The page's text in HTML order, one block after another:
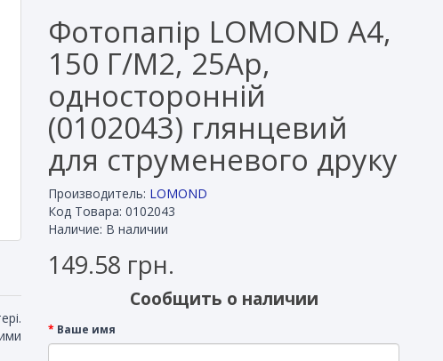
Фотопапір LOMOND A4,
150 Г/М2, 25Ар,
односторонній
(0102043) глянцевий
для струменевого друку
Производитель: LOMOND
Код Товара: 0102043
Наличие: В наличии
149.58 грн.
Сообщить о наличии
Ваше имя